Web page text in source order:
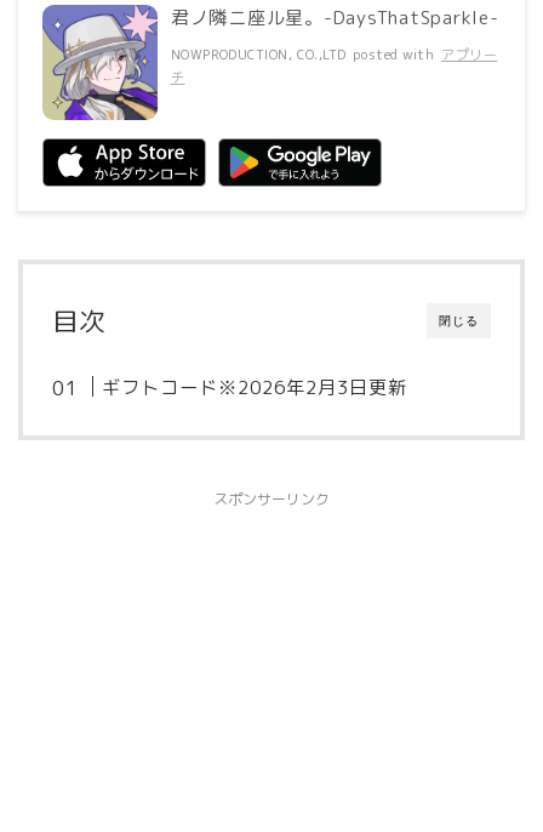
君ノ隣ニ座ル星。-DaysThatSparkle-
NOWPRODUCTION, CO.,LTD posted with アプリー
チ
閉じる
目次
ギフトコード※2026年2月3日更新
スポンサーリンク